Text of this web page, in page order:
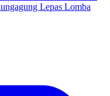
Lepas Lomba